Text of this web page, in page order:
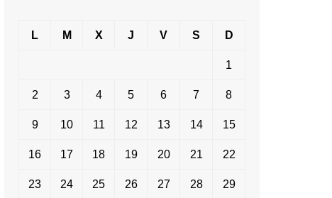
L M X J V S D
1
2 3 4 5 6 7 8
9 10 11 12 13 14 15
16 17 18 19 20 21 22
23 24 25 26 27 28 29